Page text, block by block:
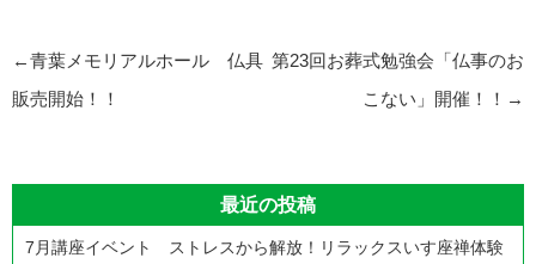
投
稿
ー
第23回お葬式勉強会「仏事のお
こない」開催！！ →
←青葉メモリアルホール 仏具
販売開始！！
最近の投稿
7月講座イベント ストレスから解放！リラックスいす座禅体験